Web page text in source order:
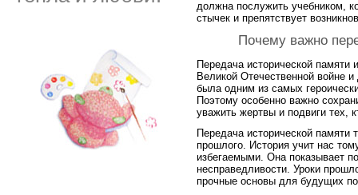
должна послужить учебником,
стычек и препятствует
Почему важно
Передача исторической памяти
Великой Отечественной войне
была одним из самых
Поэтому особенно важно
уважить жертвы и подвиги тех,
Передача исторической памяти
прошлого. История учит нас
избегаемыми. Она показывает
несправедливости. Уроки
прочные основы для будущих